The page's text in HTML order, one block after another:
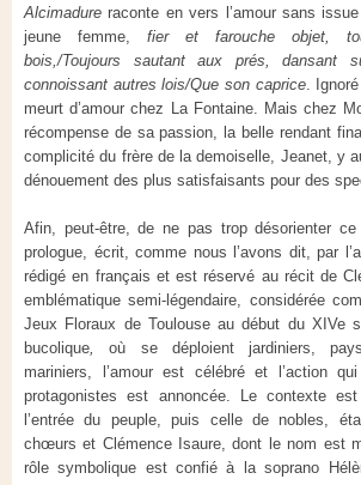
Alcimadure raconte en vers l’amour sans
jeune femme, fier et farouche objet,
bois,/Toujours sautant aux prés, dansant
connoissant autres lois/Que son caprice. Ignoré
meurt d’amour chez La Fontaine. Mais chez
récompense de sa passion, la belle rendant
complicité du frère de la demoiselle, Jeanet, y
dénouement des plus satisfaisants pour des
Afin, peut-être, de ne pas trop désorienter
prologue, écrit, comme nous l’avons dit, par
rédigé en français et est réservé au récit de
emblématique semi-légendaire, considérée
Jeux Floraux de Toulouse au début du XIVe
bucolique,
où se déploient jardiniers,
mariniers, l’amour est célébré et l’action
protagonistes est annoncée. Le contexte
l’entrée du peuple, puis celle de nobles,
chœurs et Clémence Isaure, dont le nom est
rôle symbolique est confié à la soprano